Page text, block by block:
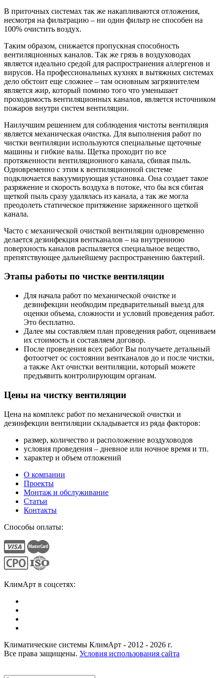
В приточных системах так же накапливаются отложения,
несмотря на фильтрацию – ни один фильтр не способен на
100% очистить воздух.
Таким образом, снижается пропускная способность
вентиляционных каналов. Так же грязь в воздуховодах
является идеально средой для распространения аллергенов и
вирусов. На профессиональных кухнях в вытяжных системах
дело обстоит еще сложнее – там основным загрязнителем
является жир, который помимо того что уменьшает
проходимость вентиляционных каналов, является источником
пожаров внутри систем вентиляции.
Наилучшим решением для соблюдения чистоты вентиляция
является механическая очистка. Для выполнения работ по
чистки вентиляции используются специальные щеточные
машины и гибкие валы. Щетка проходит по все
протяженности вентиляционного канала, сбивая пыль.
Одновременно с этим к вентиляционной системе
подключается вакуумирующая установка. Она создает такое
разряжение и скорость воздуха в потоке, что бы вся сбитая
щеткой пыль сразу удалялась из канала, а так же могла
преодолеть статическое притяжение заряженного щеткой
канала.
Часто с механической очисткой вентиляции одновременно
делается дезинфекция вентканалов – на внутреннюю
поверхность каналов распыляется специальное вещество,
препятствующее дальнейшему распространению бактерий.
Этапы работы по чистке вентиляции
Для начала работ по механической очистке и
дезинфекции необходим предварительный выезд для
оценки объема, сложности и условий проведения работ.
Это бесплатно.
Далее мы составляем план проведения работ, оцениваем
их стоимость и составляем договор.
После проведения всех работ Вы получаете детальный
фотоотчет ос состоянии вентканалов до и после чистки,
а также Акт очистки вентиляции, который можете
предъявить контролирующим органам.
Цены на чистку вентиляции
Цена на комплекс работ по механической очистки и
дезинфекции вентиляции складывается из ряда факторов:
размер, количество и расположение воздуховодов
условия проведения – дневное или ночное время и тп.
характер и объем отложений
О компании
Проекты
Монтаж и обслуживание
Статьи
Контакты
Способы оплаты:
КлимАрт в соцсетях:
Климатические системы КлимАрт - 2012 - 2026 г.
Все права защищены. Условия использования сайта